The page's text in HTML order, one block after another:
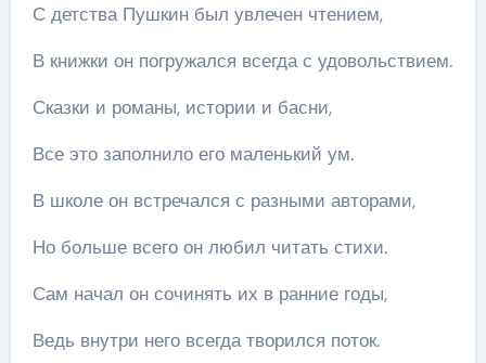
С детства Пушкин был увлечен чтением,
В книжки он погружался всегда с удовольствием.
Сказки и романы, истории и басни,
Все это заполнило его маленький ум.
В школе он встречался с разными авторами,
Но больше всего он любил читать стихи.
Сам начал он сочинять их в ранние годы,
Ведь внутри него всегда творился поток.